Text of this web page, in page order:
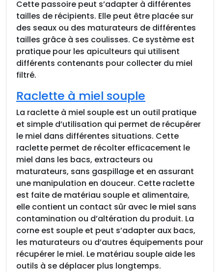
Cette passoire peut s’adapter à différentes
tailles de récipients. Elle peut être placée sur
des seaux ou des maturateurs de différentes
tailles grâce à ses coulisses. Ce système est
pratique pour les apiculteurs qui utilisent
différents contenants pour collecter du miel
filtré.
Raclette à miel souple
La raclette à miel souple est un outil pratique
et simple d’utilisation qui permet de récupérer
le miel dans différentes situations. Cette
raclette permet de récolter efficacement le
miel dans les bacs, extracteurs ou
maturateurs, sans gaspillage et en assurant
une manipulation en douceur. Cette raclette
est faite de matériau souple et alimentaire,
elle contient un contact sûr avec le miel sans
contamination ou d’altération du produit. La
corne est souple et peut s’adapter aux bacs,
les maturateurs ou d’autres équipements pour
récupérer le miel. Le matériau souple aide les
outils à se déplacer plus longtemps.